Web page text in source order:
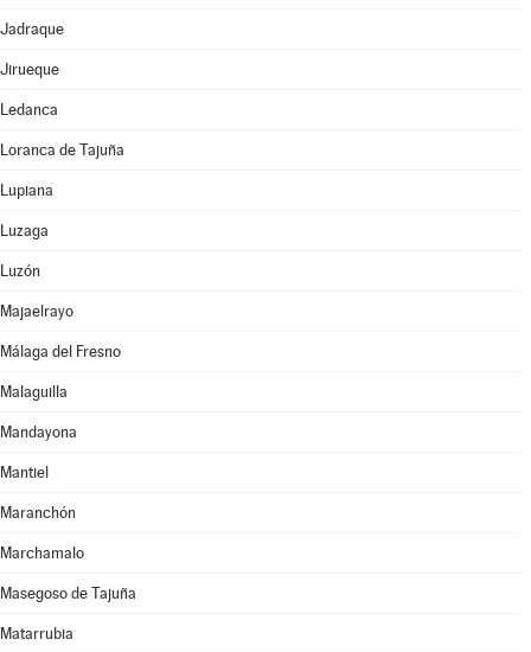
Jadraque
Jirueque
Ledanca
Loranca de Tajuña
Lupiana
Luzaga
Luzón
Majaelrayo
Málaga del Fresno
Malaguilla
Mandayona
Mantiel
Maranchón
Marchamalo
Masegoso de Tajuña
Matarrubia